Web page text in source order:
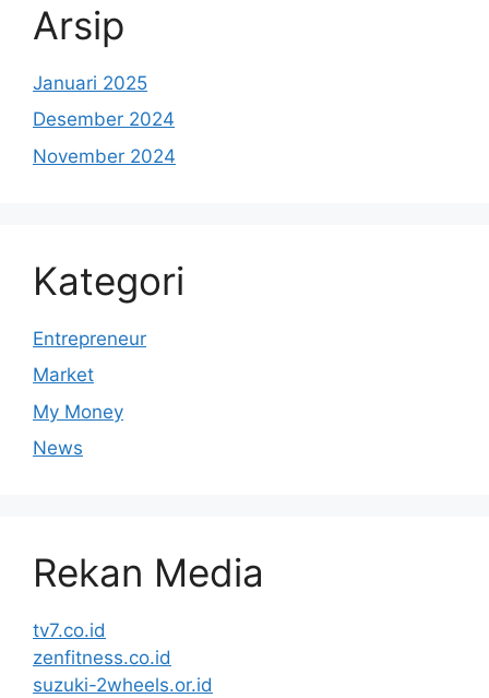
Arsip
Januari 2025
Desember 2024
November 2024
Kategori
Entrepreneur
Market
My Money
News
Rekan Media
tv7.co.id
zenfitness.co.id
suzuki-2wheels.or.id